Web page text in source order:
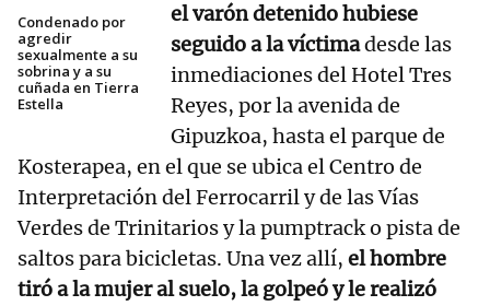
Condenado por
agredir
sexualmente a su
sobrina y a su
cuñada en Tierra
Estella
el varón detenido hubiese
seguido a la víctimadesde las
inmediaciones del Hotel Tres
Reyes, por la avenida de
Gipuzkoa, hasta el parque de
Kosterapea, en el que se ubica el Centro de
Interpretación del Ferrocarril y de las Vías
Verdes de Trinitarios y la pumptrack o pista de
saltos para bicicletas. Una vez allí, el hombre
tiró a la mujer al suelo, la golpeó y le realizó